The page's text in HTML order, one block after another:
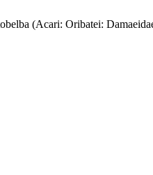
(Acari: Oribatei: